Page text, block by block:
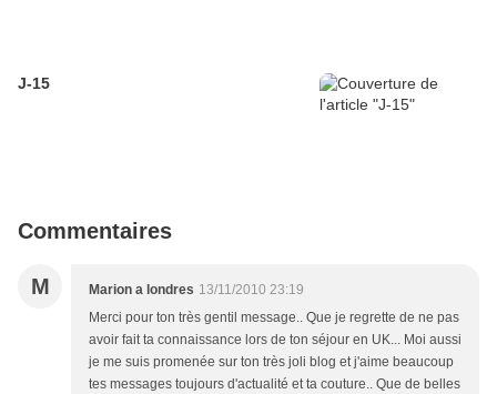
J-15
Commentaires
M Marion a londres 13/11/2010 23:19
Merci pour ton très gentil message.. Que je regrette de ne pas
avoir fait ta connaissance lors de ton séjour en UK... Moi aussi
je me suis promenée sur ton très joli blog et j'aime beaucoup
tes messages toujours d'actualité et ta couture.. Que de belles